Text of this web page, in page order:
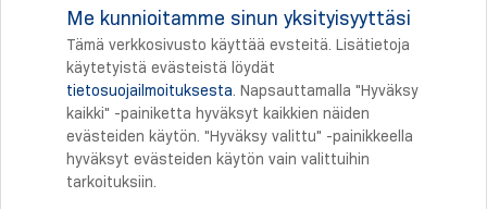
Tulostus
Me kunnioitamme sinun yksityisyyttäsi
Tämä verkkosivusto käyttää evsteitä. Lisätietoja
käytetyistä evästeistä löydät
tietosuojailmoituksesta. Napsauttamalla "Hyväksy
kaikki" -painiketta hyväksyt kaikkien näiden
evästeiden käytön. "Hyväksy valittu" -painikkeella
hyväksyt evästeiden käytön vain valittuihin
tarkoituksiin.